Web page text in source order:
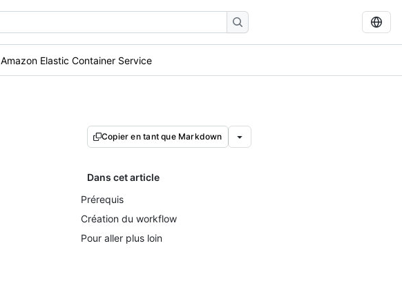
Amazon Elastic Container Service
Copier en tant que Markdown
Dans cet article
Prérequis
Création du workflow
Pour aller plus loin